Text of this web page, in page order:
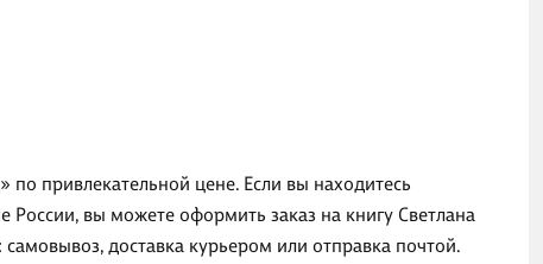
по привлекательной цене. Если вы находитесь
вы можете оформить заказ на книгу Светлана
доставка курьером или отправка почтой.